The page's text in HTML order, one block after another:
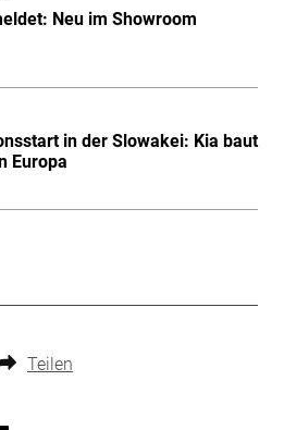
Neu im Showroom
in der Slowakei: Kia baut
Europa
Teilen